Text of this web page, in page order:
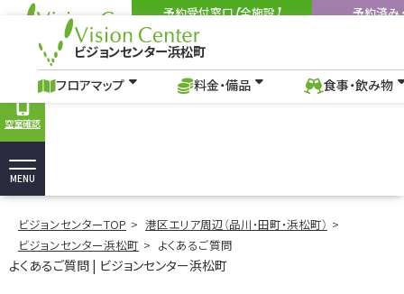
ビジョンセンター浜松町
予約受付窓口【全施設】
Tel:03-6262-3553
9:00-18:00
予約済み
よくあるご質問｜浜松町駅の貸し会議室、イベントホール｜ビジョンセンタ
フロアマップ 料金・備品 食事・飲み物 アクセス よくあ
空室確認
MENU
ビジョンセンター浜松町
フロアマップ 料金・備品 食事・飲み物
ビジョンセンターTOP
港区エリア周辺（品川・田町・浜松町）
ビジョンセンター浜松町
よくあるご質問
よくあるご質問 | ビジョンセンター浜松町